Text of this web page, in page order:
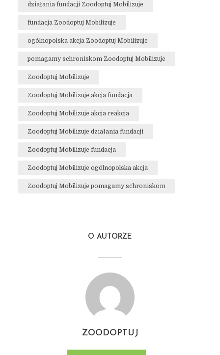
działania fundacji Zoodoptuj Mobilizuje
fundacja Zoodoptuj Mobilizuje
ogólnopolska akcja Zoodoptuj Mobilizuje
pomagamy schroniskom Zoodoptuj Mobilizuje
Zoodoptuj Mobilizuje
Zoodoptuj Mobilizuje akcja fundacja
Zoodoptuj Mobilizuje akcja reakcja
Zoodoptuj Mobilizuje działania fundacji
Zoodoptuj Mobilizuje fundacja
Zoodoptuj Mobilizuje ogólnopolska akcja
Zoodoptuj Mobilizuje pomagamy schroniskom
O AUTORZE
ZOODOPTUJ